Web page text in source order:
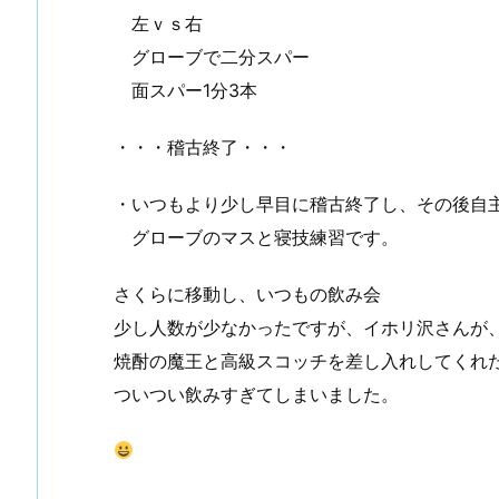
左ｖｓ右
グローブで二分スパー
面スパー1分3本
・・・稽古終了・・・
・いつもより少し早目に稽古終了し、その後自
グローブのマスと寝技練習です。
さくらに移動し、いつもの飲み会
少し人数が少なかったですが、イホリ沢さんが、
焼酎の魔王と高級スコッチを差し入れしてくれ
ついつい飲みすぎてしまいました。